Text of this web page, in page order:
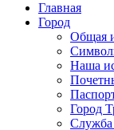
Главная
Город
Общая
Наша
Город
Служба